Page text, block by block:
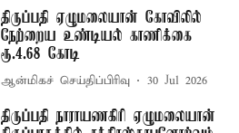
திருப்பதி ஏழுமலையான் கோவிலில்
நேற்றைய உண்டியல் காணிக்கை
ரூ.4.68 கோடி
ஆன்மிகச் செய்திப்பிரிவு 30 Jul 2026
திருப்பதி நாராயணகிரி ஏழுமலையான்